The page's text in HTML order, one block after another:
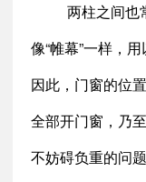
两柱之间也
像“帷幕”一样，
因此，门窗的位
全部开门窗，乃
不妨碍负重的问